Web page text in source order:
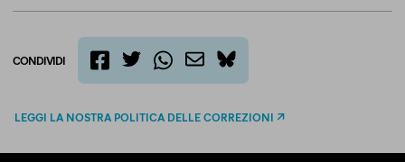
CONDIVIDI
bluesky
LEGGI LA NOSTRA POLITICA DELLE CORREZIONI